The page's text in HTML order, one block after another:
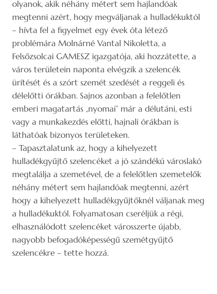
olyanok, akik néhány métert sem hajlandóak
megtenni azért, hogy megváljanak a hulladékuktól
– hívta fel a figyelmet egy évek óta létező
problémára Molnárné Vantal Nikoletta, a
Felsőzsolcai GAMESZ igazgatója, aki hozzátette, a
város területein naponta elvégzik a szelencék
ürítését és a szórt szemét szedését a reggeli és
délelőtti órákban. Sajnos azonban a felelőtlen
emberi magatartás „nyomai” már a délutáni, esti
vagy a munkakezdés előtti, hajnali órákban is
láthatóak bizonyos területeken.
– Tapasztalatunk az, hogy a kihelyezett
hulladékgyűjtő szelencéket a jó szándékú városlakó
megtalálja a szemetével, de a felelőtlen szemetelők
néhány métert sem hajlandóak megtenni, azért
hogy a kihelyezett hulladékgyűjtőknél váljanak meg
a hulladékuktól. Folyamatosan cseréljük a régi,
elhasználódott szelencéket városszerte újabb,
nagyobb befogadóképességű szemétgyűjtő
szelencékre – tette hozzá.